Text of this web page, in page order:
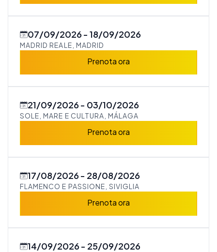
07/09/2026 18/09/2026
MADRID REALE, MADRID
Prenota ora
21/09/2026 03/10/2026
SOLE, MARE E CULTURA, MÁLAGA
Prenota ora
17/08/2026 28/08/2026
FLAMENCO E PASSIONE, SIVIGLIA
Prenota ora
14/09/2026 25/09/2026